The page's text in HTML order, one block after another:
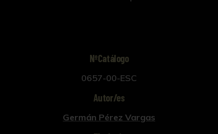
NºCatálogo
0657-00-ESC
Autor/es
Germán Pérez Vargas